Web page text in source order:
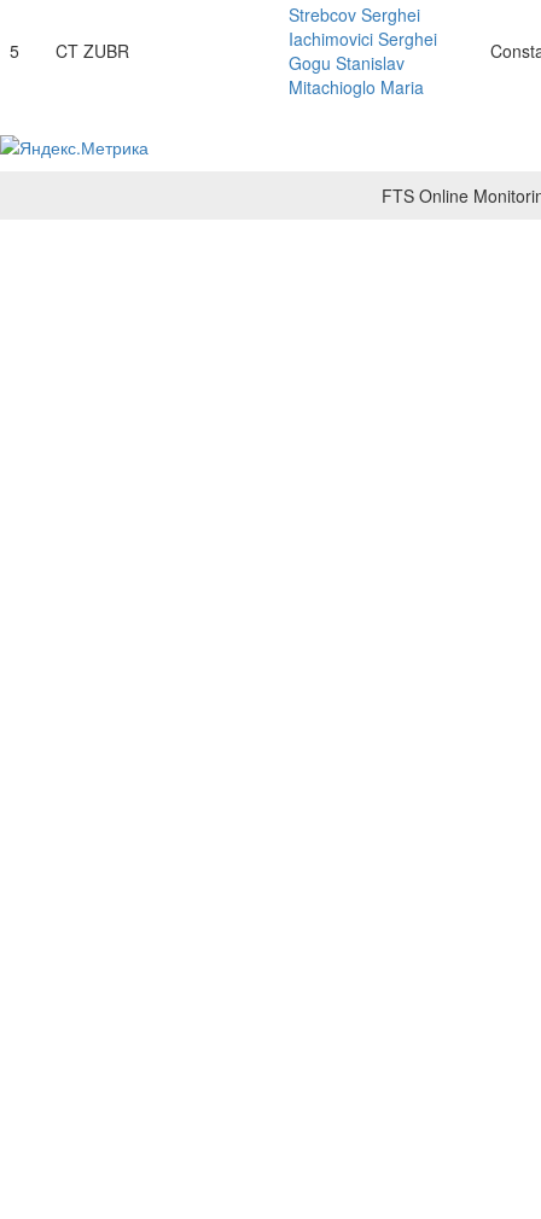
5 CT ZUBR
Strebcov Serghei
Iachimovici Serghei
Gogu Stanislav
Mitachioglo Maria
FTS Online